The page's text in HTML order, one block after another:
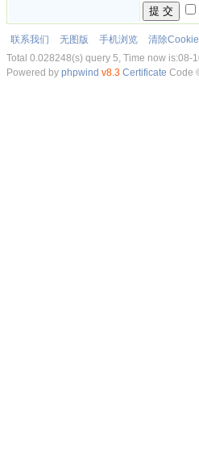
提 交
联系我们 无图版 手机浏览 清除
Total 0.028248(s) query 5, Time now is:08-
Powered by phpwind v8.3 Certificate Code